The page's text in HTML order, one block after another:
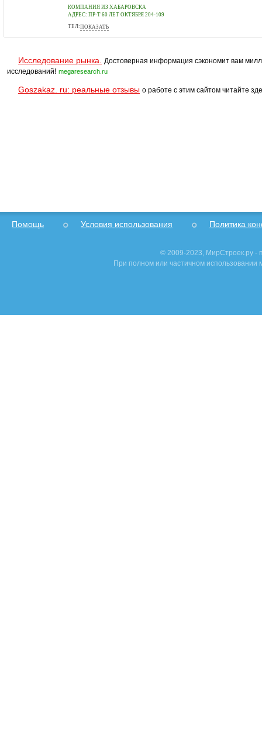
КОМПАНИЯ ИЗ ХАБАРОВСКА
АДРЕС: ПР-Т 60 ЛЕТ ОКТЯБРЯ 204-109
ТЕЛ:ПОКАЗАТЬ
(84212)483856, 89242002019
Исследование рынка.
Достоверная информация сэкономит вам
исследований! megaresearch.ru
Goszakaz. ru: реальные отзывы о работе с этим сайтом читайте
Помощь Условия использования Политика
© 2009-2023, МирСтроек.ру -
При полном или частичном использовании